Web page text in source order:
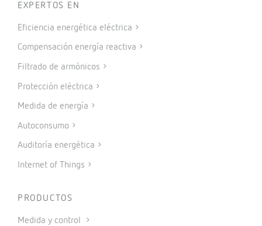
EXPERTOS EN
Eficiencia energética eléctrica
Compensación energía reactiva
Filtrado de armónicos
Protección eléctrica
Medida de energía
Autoconsumo
Auditoría energética
Internet of Things
PRODUCTOS
Medida y control